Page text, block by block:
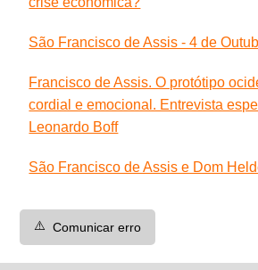
São Francisco de Assis - 4 de
Francisco de Assis. O protótipo
cordial e emocional. Entrevista
Leonardo Boff
São Francisco de Assis e Dom
⚠️ Comunicar erro